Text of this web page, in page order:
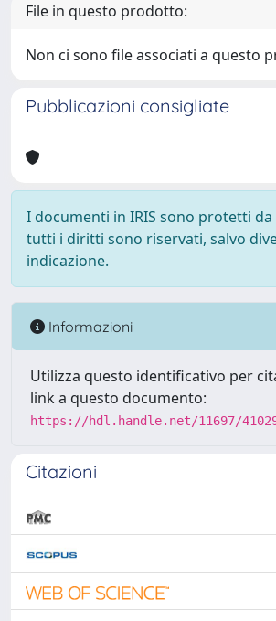
File in questo prodotto:
Non ci sono file associati a questo
Pubblicazioni consigliate
I documenti in IRIS sono protetti
tutti i diritti sono riservati, salvo
indicazione.
Informazioni
Utilizza questo identificativo per
link a questo documento:
https://hdl.handle.net/11697/
Citazioni